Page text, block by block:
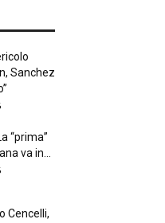
Sanchez
“prima”
va in...
Cencelli,